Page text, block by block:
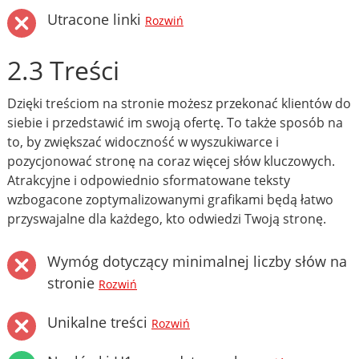
Utracone linki Rozwiń
2.3 Treści
Dzięki treściom na stronie możesz przekonać klientów do
siebie i przedstawić im swoją ofertę. To także sposób na
to, by zwiększać widoczność w wyszukiwarce i
pozycjonować stronę na coraz więcej słów kluczowych.
Atrakcyjne i odpowiednio sformatowane teksty
wzbogacone zoptymalizowanymi grafikami będą łatwo
przyswajalne dla każdego, kto odwiedzi Twoją stronę.
Wymóg dotyczący minimalnej liczby słów na
stronie Rozwiń
Unikalne treści Rozwiń